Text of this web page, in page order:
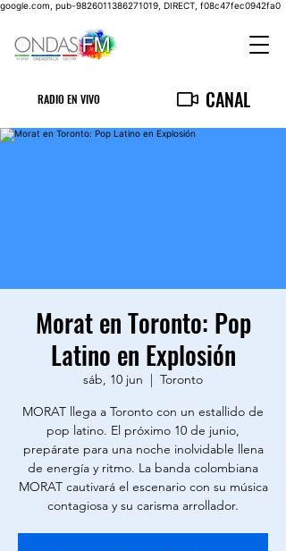
google.com, pub-9826011386271019, DIRECT, f08c47fec0942fa0
RADIO EN VIVO CANAL
Morat en Toronto: Pop
Latino en Explosión
sáb, 10 jun
  |
Toronto
MORAT llega a Toronto con un estallido de
pop latino. El próximo 10 de junio,
prepárate para una noche inolvidable llena
de energía y ritmo. La banda colombiana
MORAT cautivará el escenario con su música
contagiosa y su carisma arrollador.